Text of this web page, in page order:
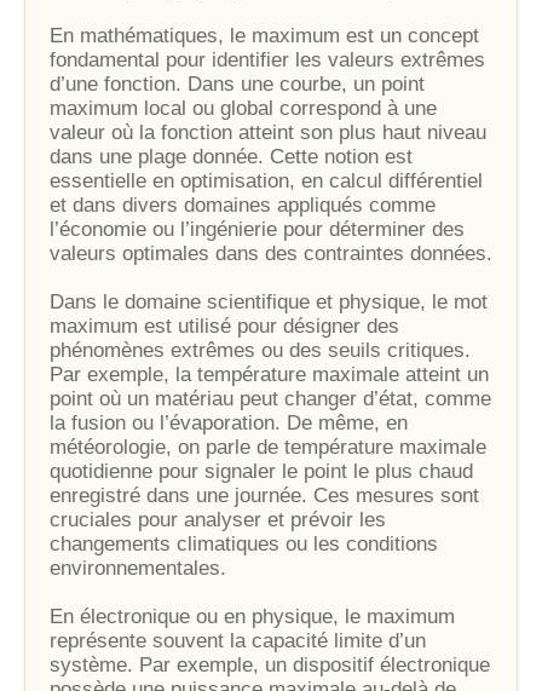
En mathématiques, le maximum est un concept
fondamental pour identifier les valeurs extrêmes
d’une fonction. Dans une courbe, un point
maximum local ou global correspond à une
valeur où la fonction atteint son plus haut niveau
dans une plage donnée. Cette notion est
essentielle en optimisation, en calcul différentiel
et dans divers domaines appliqués comme
l’économie ou l’ingénierie pour déterminer des
valeurs optimales dans des contraintes données.
Dans le domaine scientifique et physique, le mot
maximum est utilisé pour désigner des
phénomènes extrêmes ou des seuils critiques.
Par exemple, la température maximale atteint un
point où un matériau peut changer d’état, comme
la fusion ou l’évaporation. De même, en
météorologie, on parle de température maximale
quotidienne pour signaler le point le plus chaud
enregistré dans une journée. Ces mesures sont
cruciales pour analyser et prévoir les
changements climatiques ou les conditions
environnementales.
En électronique ou en physique, le maximum
représente souvent la capacité limite d’un
système. Par exemple, un dispositif électronique